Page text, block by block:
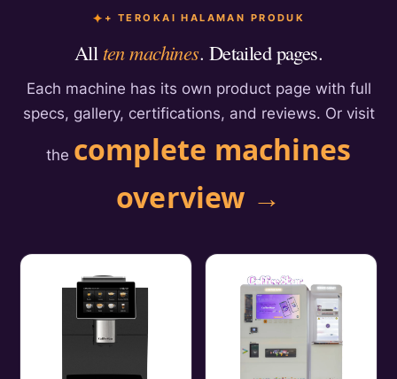
+ TEROKAI HALAMAN PRODUK
All ten machines. Detailed pages.
Each machine has its own product page with full
specs, gallery, certifications, and reviews. Or visit
the complete machines
overview →